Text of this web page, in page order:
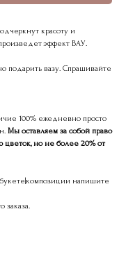
красоту и
эффект ВАУ.
подарить вазу. Спрашивайте
100% ежедневно просто
Мы оставляем за собой право
но не более 20% от
букете|композиции напишите